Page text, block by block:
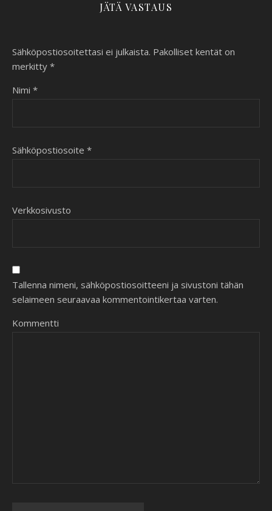
JÄTÄ VASTAUS
Sähköpostiosoitettasi ei julkaista. Pakolliset kentät on
merkitty *
Nimi *
Sähköpostiosoite *
Verkkosivusto
Tallenna nimeni, sähköpostiosoitteeni ja sivustoni tähän
selaimeen seuraavaa kommentointikertaa varten.
Kommentti